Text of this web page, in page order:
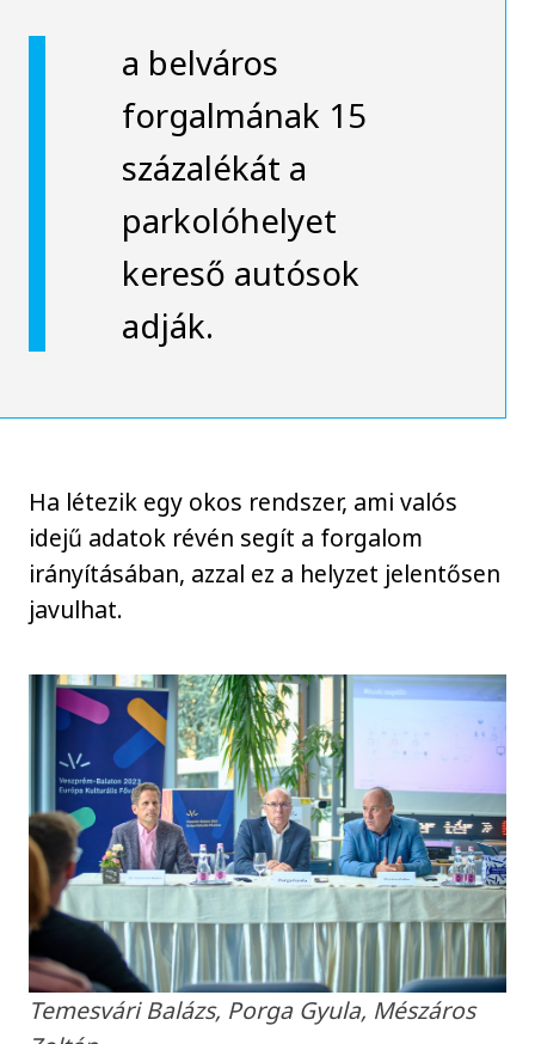
a belváros
forgalmának 15
százalékát a
parkolóhelyet
kereső autósok
adják.
Ha létezik egy okos rendszer, ami valós
idejű adatok révén segít a forgalom
irányításában, azzal ez a helyzet jelentősen
javulhat.
Temesvári Balázs, Porga Gyula, Mészáros